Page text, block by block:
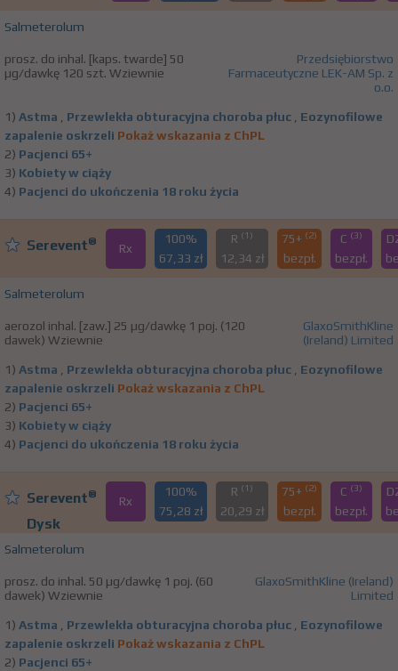
Salmeterolum
prosz. do inhal. [kaps. twarde] 50
µg/dawkę 120 szt. Wziewnie
Przedsiębiorstwo
Farmaceutyczne LEK-AM Sp. z
o.o.
1) Astma , Przewlekła obturacyjna choroba płuc , Eozynofilowe
zapalenie oskrzeli Pokaż wskazania z ChPL
2) Pacjenci 65+
3) Kobiety w ciąży
4) Pacjenci do ukończenia 18 roku życia
Serevent® Rx
100%
67,33 zł
R (1)
12,34 zł
75+ (2)
bezpł.
C (3)
bezpł.
Salmeterolum
aerozol inhal. [zaw.] 25 µg/dawkę 1 poj. (120
dawek) Wziewnie
GlaxoSmithKline
(Ireland) Limited
1) Astma , Przewlekła obturacyjna choroba płuc , Eozynofilowe
zapalenie oskrzeli Pokaż wskazania z ChPL
2) Pacjenci 65+
3) Kobiety w ciąży
4) Pacjenci do ukończenia 18 roku życia
Serevent®
Dysk
Rx
100%
75,28 zł
R (1)
20,29 zł
75+ (2)
bezpł.
C (3)
bezpł.
Salmeterolum
prosz. do inhal. 50 µg/dawkę 1 poj. (60
dawek) Wziewnie
GlaxoSmithKline (Ireland)
Limited
1) Astma , Przewlekła obturacyjna choroba płuc , Eozynofilowe
zapalenie oskrzeli Pokaż wskazania z ChPL
2) Pacjenci 65+